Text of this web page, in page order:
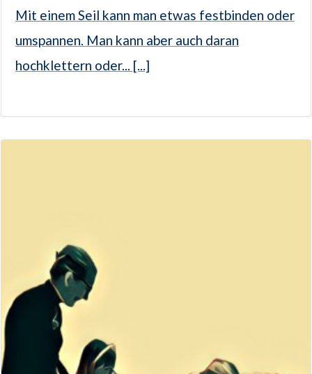
Mit einem Seil kann man etwas festbinden oder
umspannen. Man kann aber auch daran
hochklettern oder... [...]